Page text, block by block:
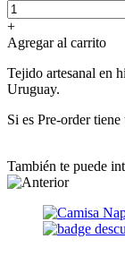
+
Agregar al carrito
Tejido artesanal en
Uruguay.
Si es Pre-order
También te puede